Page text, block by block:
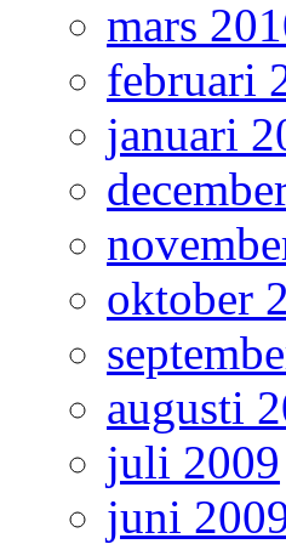
mars
februari
januari
oktober
augusti
juli 2009
juni